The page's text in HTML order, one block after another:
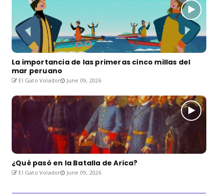
La importancia de las primeras cinco millas del
mar peruano
El Gato Volador June 09, 2026
¿Qué pasó en la Batalla de Arica?
El Gato Volador June 09, 2026